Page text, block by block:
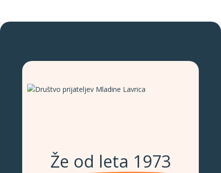
Že od leta 1973